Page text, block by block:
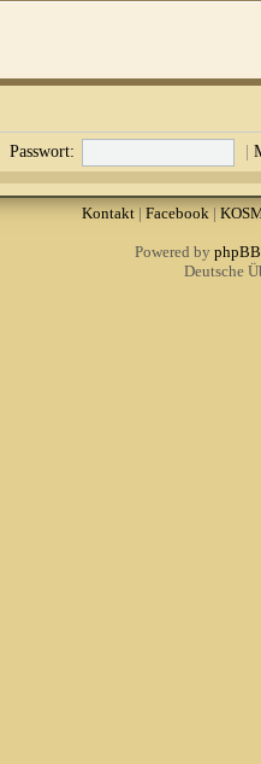
Passwort: |
Kontakt| Facebook|
Powered by phpBB
Deutsche